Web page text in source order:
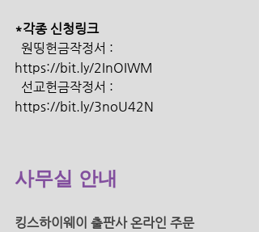
*각종 신청링크
https://bit.ly/2InOIWM
https://bit.ly/3noU42N
사무실 안내
킹스하이웨이 출판사 온라인 주문